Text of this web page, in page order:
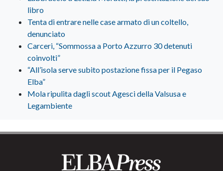
libro
Tenta di entrare nelle case armato di un coltello,
denunciato
Carceri, “Sommossa a Porto Azzurro 30 detenuti
coinvolti”
“All’isola serve subito postazione fissa per il Pegaso
Elba”
Mola ripulita dagli scout Agesci della Valsusa e
Legambiente